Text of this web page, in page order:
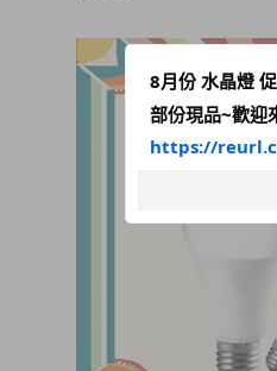
8月份 水晶燈
部份現品~歡迎
https://